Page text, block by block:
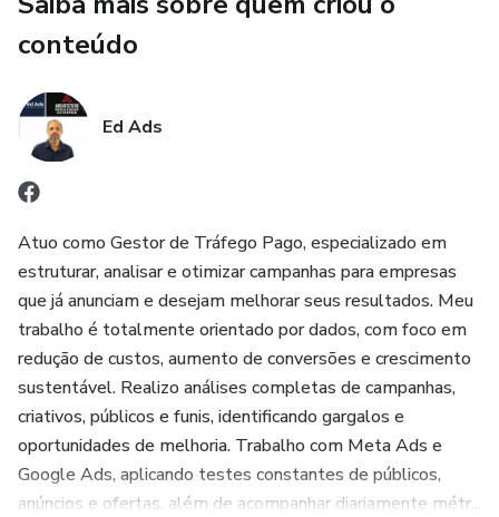
conteúdo
Ed Ads
Atuo como Gestor de Tráfego Pago, especializado em
estruturar, analisar e otimizar campanhas para empresas
que já anunciam e desejam melhorar seus resultados. Meu
trabalho é totalmente orientado por dados, com foco em
redução de custos, aumento de conversões e crescimento
sustentável. Realizo análises completas de campanhas,
criativos, públicos e funis, identificando gargalos e
oportunidades de melhoria. Trabalho com Meta Ads e
Google Ads, aplicando testes constantes de públicos,
anúncios e ofertas, além de acompanhar diariamente métr...